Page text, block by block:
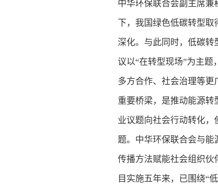
中华环保联合会副主席兼
下，我国绿色低碳转型
深化。与此同时，低碳
议以“在转型现场”为主
多方合作、社会治理等
重要桥梁，是推动能源
业议题向社会行动转化
题。中华环保联合会与能
传播方法赋能社会组织伙
目实施五年来，已围绕“